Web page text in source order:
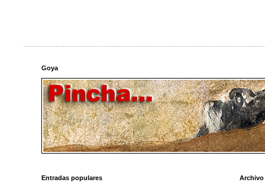
Goya
Entradas populares